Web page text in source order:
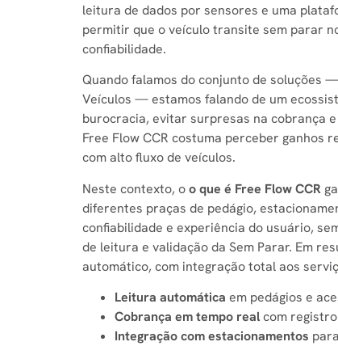
leitura de dados por sensores e uma
permitir que o veículo transite sem parar
confiabilidade.
Quando falamos do conjunto de soluções
Veículos — estamos falando de um
burocracia, evitar surpresas na cobrança
Free Flow CCR costuma perceber ganhos
com alto fluxo de veículos.
Neste contexto, oo que é Free Flow CCR
diferentes praças de pedágio,
confiabilidade e experiência do usuário,
de leitura e validação da Sem Parar. Em
automático, com integração total aos
Leitura automática em pedágios e
Cobrança em tempo realcom
Integração com estacionamentos